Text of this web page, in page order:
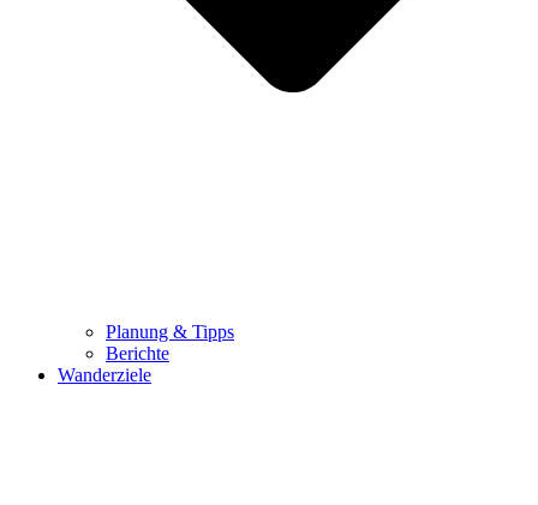
Planung & Tipps
Berichte
Wanderziele